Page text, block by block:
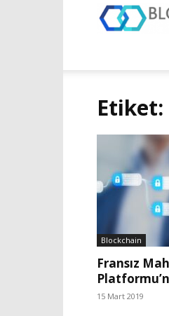
Blockchain
Fransız
15 Mart 2019